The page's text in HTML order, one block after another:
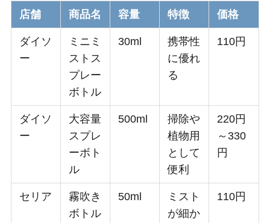
店舗 商品名 容量 特徴 価格
ダイソ
ー
ミニミ
ストス
プレー
ボトル
30ml
携帯性
に優れ
る
110円
ダイソ
ー
大容量
スプレ
ーボト
ル
500ml
掃除や
植物用
として
便利
220円
～330
円
セリア
霧吹き
ボトル
50ml
ミスト
が細か
110円